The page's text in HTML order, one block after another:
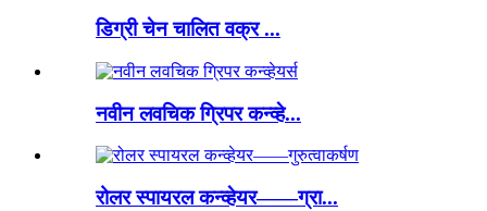
डिग्री चेन चालित वक्र ...
नवीन लवचिक ग्रिपर कन्व्हे...
रोलर स्पायरल कन्व्हेयर——ग्रा...